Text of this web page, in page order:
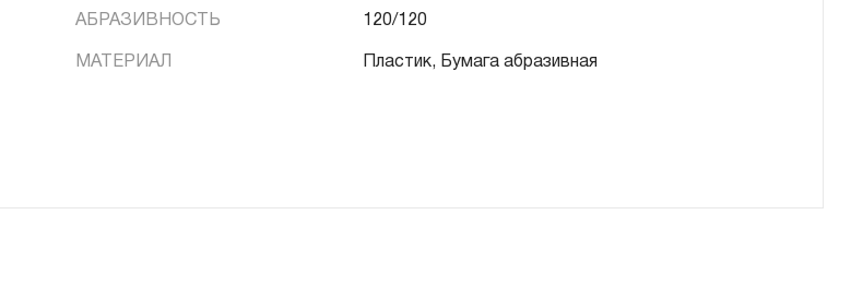
АБРАЗИВНОСТЬ 120/120
МАТЕРИАЛ Пластик, Бумага абразивная